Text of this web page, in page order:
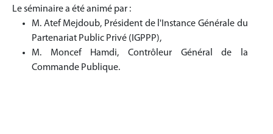
Le séminaire a été animé par :
M. Atef Mejdoub, Président de l'Instance Générale du
Partenariat Public Privé (IGPPP),
M. Moncef Hamdi, Contrôleur Général de la
Commande Publique.